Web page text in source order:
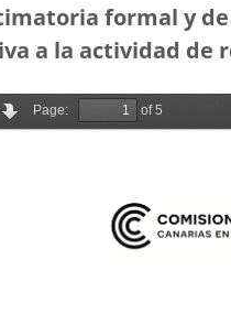
formal y
a la actividad de